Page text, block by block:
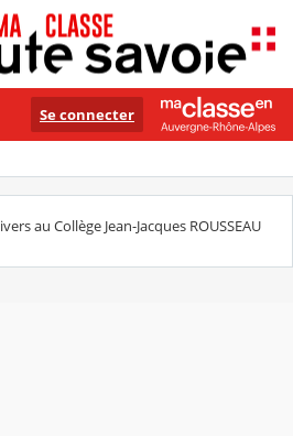
Se connecter
au Collège Jean-Jacques ROUSSEAU